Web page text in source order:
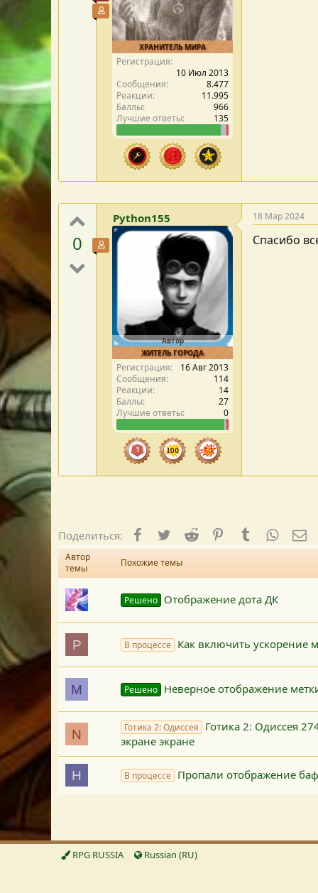
ХРАНИТЕЛЬ МИРА
Участник форума
Регистрация
10 Июл 2013
Сообщения
8.477
Реакции
11.995
Баллы
966
Лучшие ответы
135
0
Python155
Автор
ЖИТЕЛЬ ГОРОДА
Участник форума
Регистрация
16 Авг 2013
Сообщения
114
Реакции
14
Баллы
27
Лучшие ответы
0
18 Мар 2024
Спасибо
Поделиться: Facebook
TwitterReddit PinterestTumblr E-
Автор
темы
Похожие темы
Решено Отображение дота ДК
P В процессе Как включить ускорение
M Решено Неверное отображение
N Готика 2: Одиссея
Готика 2: Одиссея
экране экране
H В процессе Пропали отображение
RPG RUSSIA Russian (RU)